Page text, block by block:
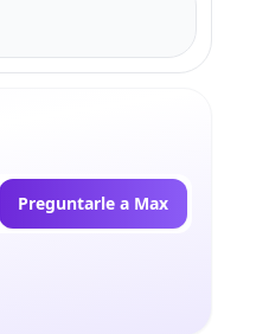
Preguntarle a Max